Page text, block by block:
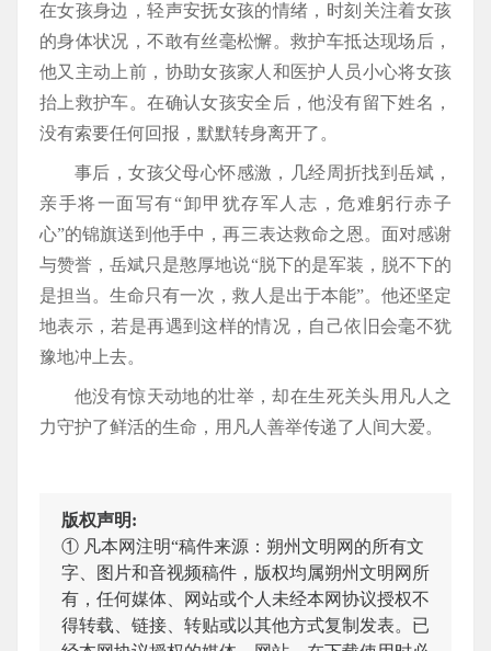
在女孩身边，轻声安抚女孩的情绪，时刻关注着女孩
的身体状况，不敢有丝毫松懈。救护车抵达现场后，
他又主动上前，协助女孩家人和医护人员小心将女孩
抬上救护车。在确认女孩安全后，他没有留下姓名，
没有索要任何回报，默默转身离开了。
事后，女孩父母心怀感激，几经周折找到岳斌，
亲手将一面写有“卸甲犹存军人志，危难躬行赤子
心”的锦旗送到他手中，再三表达救命之恩。面对感谢
与赞誉，岳斌只是憨厚地说“脱下的是军装，脱不下的
是担当。生命只有一次，救人是出于本能”。他还坚定
地表示，若是再遇到这样的情况，自己依旧会毫不犹
豫地冲上去。
他没有惊天动地的壮举，却在生死关头用凡人之
力守护了鲜活的生命，用凡人善举传递了人间大爱。
版权声明:
① 凡本网注明“稿件来源：朔州文明网的所有文
字、图片和音视频稿件，版权均属朔州文明网所
有，任何媒体、网站或个人未经本网协议授权不
得转载、链接、转贴或以其他方式复制发表。已